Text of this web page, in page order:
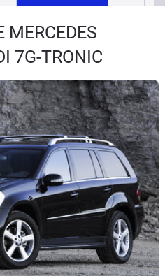
MERCEDES
7G-TRONIC